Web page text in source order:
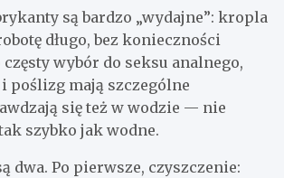
są bardzo „wydajne”: kropla
długo, bez konieczności
częsty wybór do seksu analnego,
i poślizg mają szczególne
się też w wodzie — nie
szybko jak wodne.
dwa. Po pierwsze, czyszczenie: